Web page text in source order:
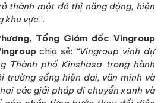
thành một đô thị năng động, hiện
khu vực”.
Tổng Giám đốc Vingroup
chia sẻ: “Vingroup vinh dự
Thành phố Kinshasa trong hành
trường sống hiện đại, văn minh và
các giải pháp di chuyển xanh và